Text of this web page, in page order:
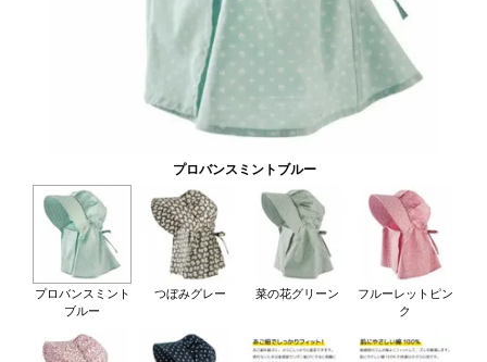
プロバンスミントブルー
プロバンスミント
ブルー
つぼみグレー 菜の花グリーン
フルーレットピン
ク